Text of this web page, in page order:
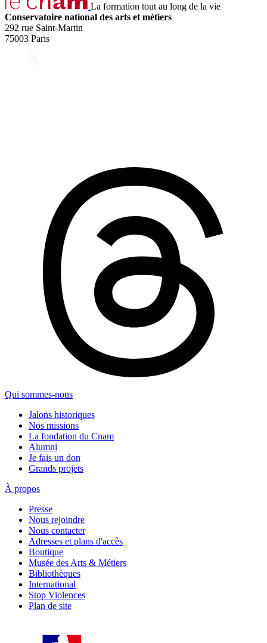
La formation tout au long de la vie
Conservatoire national des arts et métiers
292 rue Saint-Martin
75003 Paris
Qui sommes-nous
Jalons historiques
Nos missions
La fondation du Cnam
Alumni
Je fais un don
Grands projets
À propos
Presse
Nous rejoindre
Nous contacter
Adresses et plans d'accès
Boutique
Musée des Arts & Métiers
Bibliothèques
International
Stop Violences
Plan de site